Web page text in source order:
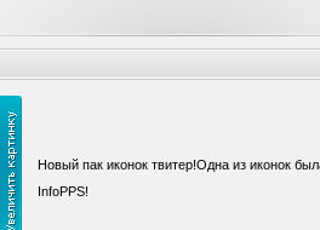
Новый пак иконок твитер!Одна из иконок
InfoPPS!